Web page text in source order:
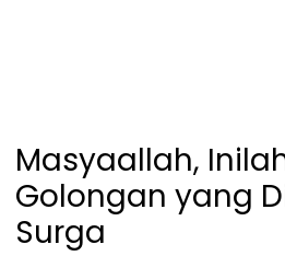
Masyaallah,
Golongan yang
Surga